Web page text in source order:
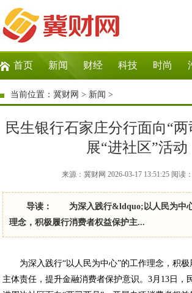
首页 新闻 财经 科技 时尚
生活 教育 企业
当前位置：冀财网 > 新闻 >
民生银行石家庄分行面向“
展“进社区”活动
来源：冀财网 2026-03-17 13:51:25 阅读：
导读： 为深入践行&ldquo;以人民为中
理念，积极履行消费者权益保护主...
为深入践行“以人民为中心”的工作理念，积极
主体责任，提升金融消费者保护意识。3月13日，